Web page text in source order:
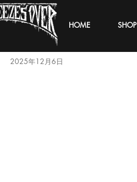
HOME SHOP
2025年12月6日